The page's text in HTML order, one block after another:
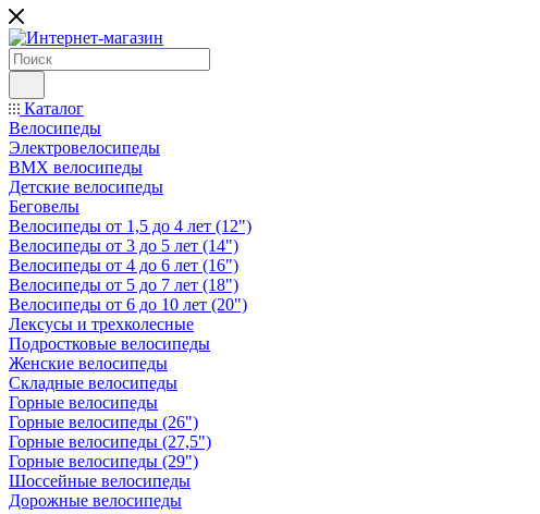
Каталог
Велосипеды
Электровелосипеды
BMX велосипеды
Детские велосипеды
Беговелы
Велосипеды от 1,5 до 4 лет (12")
Велосипеды от 3 до 5 лет (14")
Велосипеды от 4 до 6 лет (16")
Велосипеды от 5 до 7 лет (18")
Велосипеды от 6 до 10 лет (20")
Лексусы и трехколесные
Подростковые велосипеды
Женские велосипеды
Складные велосипеды
Горные велосипеды
Горные велосипеды (26")
Горные велосипеды (27,5")
Горные велосипеды (29")
Шоссейные велосипеды
Дорожные велосипеды